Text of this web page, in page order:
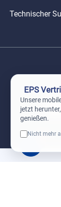
Technischer
EPS
Unsere
jetzt
genießen.
Nicht mehr